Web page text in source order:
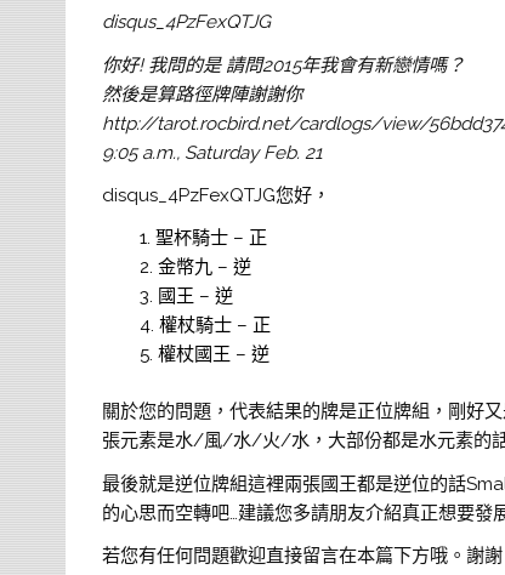
disqus_4PzFexQTJG
你好! 我問的是 請問2015年我會有新戀情嗎？
然後是算路徑牌陣謝謝你
http://tarot.rocbird.net/cardlogs/view/
9:05 a.m., Saturday Feb. 21
disqus_4PzFexQTJG您好，
聖杯騎士 – 正
金幣九 – 逆
國王 – 逆
權杖騎士 – 正
權杖國王 – 逆
關於您的問題，代表結果的牌是正位牌組，剛好
張元素是水/風/水/火/水，大部份都是水元素的
最後就是逆位牌組這裡兩張國王都是逆位的話
的心思而空轉吧…建議您多請朋友介紹真正想要發
若您有任何問題歡迎直接留言在本篇下方哦。謝謝